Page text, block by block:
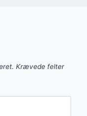
Krævede felter